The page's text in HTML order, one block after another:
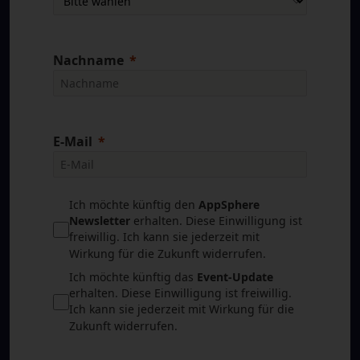
Nachname
E-Mail
Ich möchte künftig den AppSphere
Newsletter erhalten. Diese Einwilligung ist
freiwillig. Ich kann sie jederzeit mit
Wirkung für die Zukunft widerrufen.
Ich möchte künftig das Event-Update
erhalten. Diese Einwilligung ist freiwillig.
Ich kann sie jederzeit mit Wirkung für die
Zukunft widerrufen.
Zum Beitrag
Künstliche Intelligenz
12. Mai 2026
Microsoft 365 E7: Warum Unternehmen jetzt über